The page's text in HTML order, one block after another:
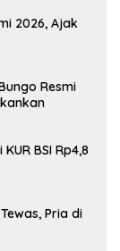
2026, Ajak
Resmi
BSI Rp4,8
Pria di